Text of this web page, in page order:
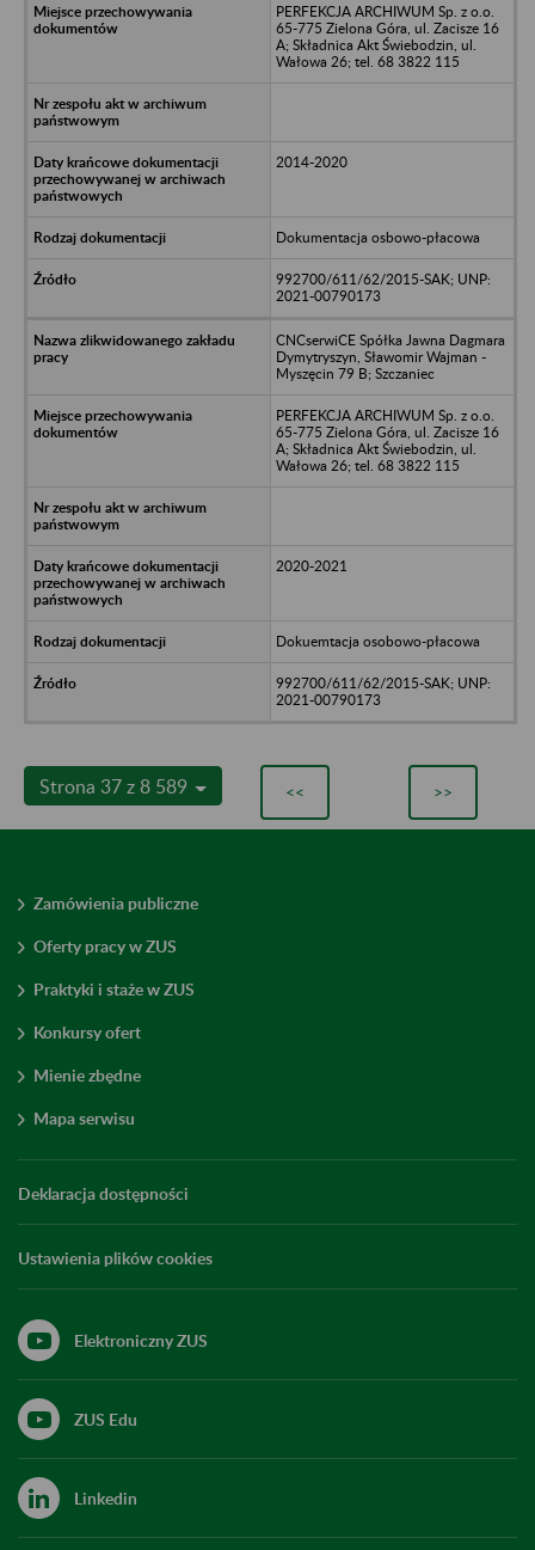
PERFEKCJA ARCHIWUM Sp. z o.o.
65-775 Zielona Góra, ul. Zacisze 16
A; Składnica Akt Świebodzin, ul.
Wałowa 26; tel. 68 3822 115
2014-2020
Dokumentacja osbowo-płacowa
992700/611/62/2015-SAK; UNP:
2021-00790173
CNCserwiCE Spółka Jawna Dagmara
Dymytryszyn, Sławomir Wajman -
Myszęcin 79 B; Szczaniec
PERFEKCJA ARCHIWUM Sp. z o.o.
65-775 Zielona Góra, ul. Zacisze 16
A; Składnica Akt Świebodzin, ul.
Wałowa 26; tel. 68 3822 115
2020-2021
Dokuemtacja osobowo-płacowa
992700/611/62/2015-SAK; UNP:
2021-00790173
Strona 37 z 8 589 << >>
Zamówienia publiczne
Oferty pracy w ZUS
Praktyki i staże w ZUS
Konkursy ofert
Mienie zbędne
Mapa serwisu
Deklaracja dostępności
Ustawienia plików cookies
Elektroniczny ZUS
ZUS Edu
Linkedin